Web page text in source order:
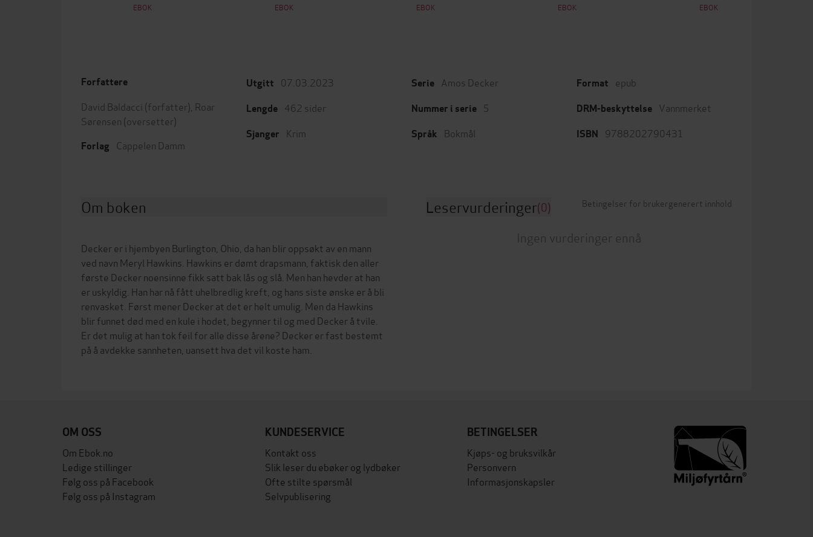
EBOK EBOK EBOK EBOK EBOK
Forfattere
David Baldacci (forfatter), Roar
Sørensen (oversetter)
Forlag Cappelen Damm
Utgitt 07.03.2023
Lengde 462 sider
Sjanger Krim
Serie Amos Decker
Nummer i serie 5
Språk Bokmål
Format epub
DRM-beskyttelse Vannmerket
ISBN 9788202790431
Om boken
Decker er i hjembyen Burlington, Ohio, da han blir oppsøkt av en mann
ved navn Meryl Hawkins. Hawkins er dømt drapsmann, faktisk den aller
første Decker noensinne fikk satt bak lås og slå. Men han hevder at han
er uskyldig. Han har nå fått uhelbredlig kreft, og hans siste ønske er å bli
renvasket. Først mener Decker at det er helt umulig. Men da Hawkins
blir funnet død med en kule i hodet, begynner til og med Decker å tvile.
Er det mulig at han tok feil for alle disse årene? Decker er fast bestemt
på å avdekke sannheten, uansett hva det vil koste ham.
Leservurderinger(0) Betingelser for brukergenerert innhold
Ingen vurderinger ennå
OM OSS
Om Ebok.no
Ledige stillinger
Følg oss på Facebook
Følg oss på Instagram
KUNDESERVICE
Kontakt oss
Slik leser du ebøker og lydbøker
Ofte stilte spørsmål
Selvpublisering
BETINGELSER
Kjøps- og bruksvilkår
Personvern
Informasjonskapsler